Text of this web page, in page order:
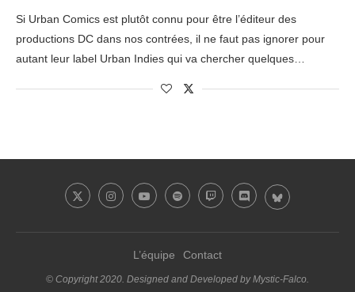
Si Urban Comics est plutôt connu pour être l’éditeur des
productions DC dans nos contrées, il ne faut pas ignorer pour
autant leur label Urban Indies qui va chercher quelques…
L’équipe Contact
© Copyright 2020. Designed and Developed by Mystic-Falco.